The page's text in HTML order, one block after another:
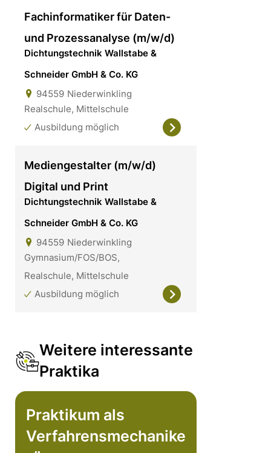
Fachinformatiker für Daten-
und Prozessanalyse (m/w/d)
Dichtungstechnik Wallstabe &
Schneider GmbH & Co. KG
94559 Niederwinkling
Realschule, Mittelschule
Ausbildung möglich
Mediengestalter (m/w/d)
Digital und Print
Dichtungstechnik Wallstabe &
Schneider GmbH & Co. KG
94559 Niederwinkling
Gymnasium/FOS/BOS,
Realschule, Mittelschule
Ausbildung möglich
Weitere interessante
Praktika
Praktikum als
Verfahrensmechanike